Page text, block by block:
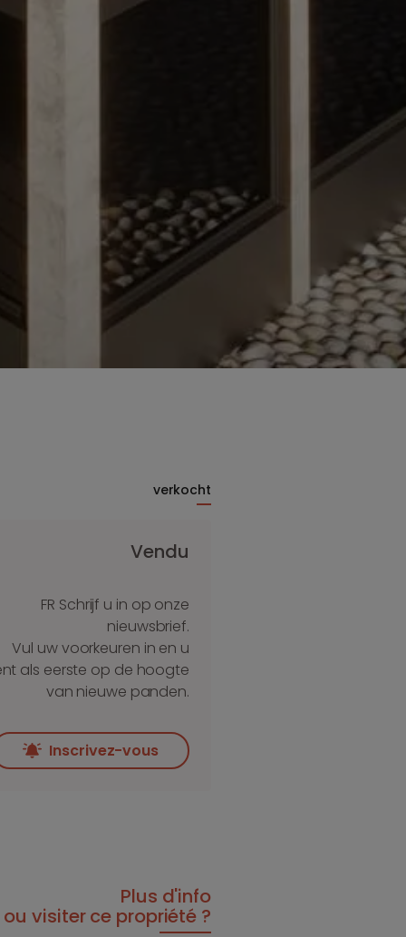
verkocht
Vendu
FR Schrijf u in op onze
nieuwsbrief.
Vul uw voorkeuren in en u
als eerste op de hoogte
van nieuwe panden.
Inscrivez-vous
Plus d'info
ou visiter ce propriété ?